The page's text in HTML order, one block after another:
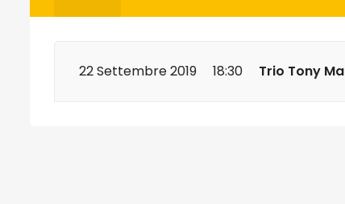
22 Settembre 2019 18:30 Trio Tony